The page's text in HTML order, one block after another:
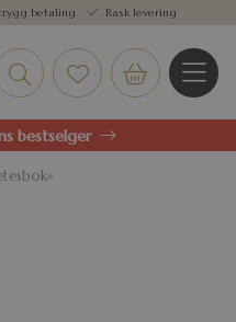
betaling Rask levering
bestselger